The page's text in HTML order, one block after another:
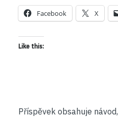
Facebook X
Like this:
Příspěvek obsahuje